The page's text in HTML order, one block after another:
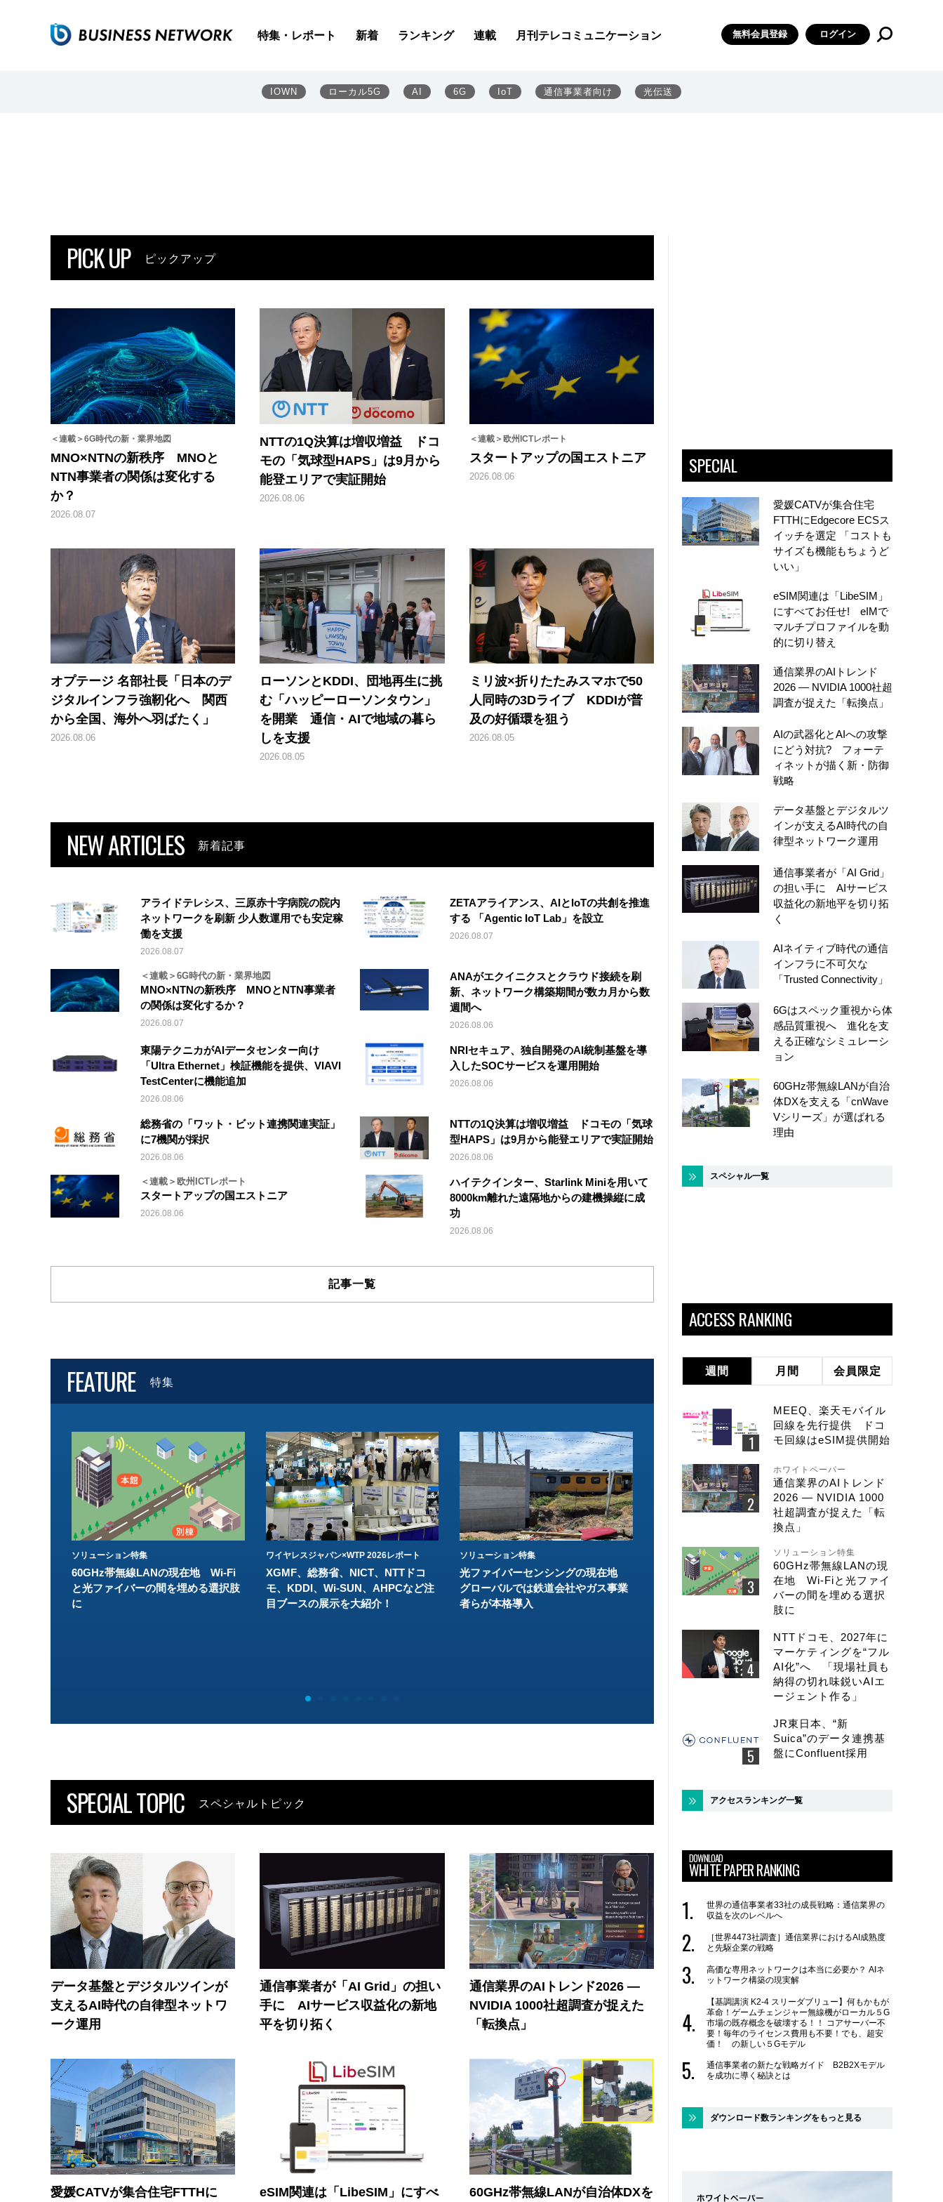
特集・レポート 新着 ランキング 連載 月刊テレコミュニケーション 無料会員登録 ログイン
IOWN ローカル5G AI 6G IoT 通信事業者向け 光伝送
PICK UP ピックアップ
＜連載＞6G時代の新・業界地図
MNO×NTNの新秩序 MNOと
NTN事業者の関係は変化する
か？
2026.08.07
NTTの1Q決算は増収増益 ドコ
モの「気球型HAPS」は9月から
能登エリアで実証開始
2026.08.06
＜連載＞欧州ICTレポート
スタートアップの国エストニア
2026.08.06
オプテージ 名部社長「日本のデ
ジタルインフラ強靭化へ 関西
から全国、海外へ羽ばたく」
2026.08.06
ローソンとKDDI、団地再生に挑
む「ハッピーローソンタウン」
を開業 通信・AIで地域の暮ら
しを支援
2026.08.05
ミリ波×折りたたみスマホで50
人同時の3Dライブ KDDIが普
及の好循環を狙う
2026.08.05
NEW ARTICLES 新着記事
アライドテレシス、三原赤十字病院の院内
ネットワークを刷新 少人数運用でも安定稼
働を支援
2026.08.07
ZETAアライアンス、AIとIoTの共創を推進
する 「Agentic IoT Lab」を設立
2026.08.07
＜連載＞6G時代の新・業界地図
MNO×NTNの新秩序 MNOとNTN事業者
の関係は変化するか？
2026.08.07
ANAがエクイニクスとクラウド接続を刷
新、ネットワーク構築期間が数カ月から数
週間へ
2026.08.06
東陽テクニカがAIデータセンター向け
「Ultra Ethernet」検証機能を提供、VIAVI
TestCenterに機能追加
2026.08.06
NRIセキュア、独自開発のAI統制基盤を導
入したSOCサービスを運用開始
2026.08.06
総務省の「ワット・ビット連携関連実証」
に7機関が採択
2026.08.06
NTTの1Q決算は増収増益 ドコモの「気球
型HAPS」は9月から能登エリアで実証開始
2026.08.06
＜連載＞欧州ICTレポート
スタートアップの国エストニア
2026.08.06
ハイテクインター、Starlink Miniを用いて
8000km離れた遠隔地からの建機操縦に成
功
2026.08.06
記事一覧
FEATURE 特集
ソリューション特集
60GHz帯無線LANの現在地 Wi-Fi
と光ファイバーの間を埋める選択肢
に
ワイヤレスジャパン×WTP 2026レポート
XGMF、総務省、NICT、NTTドコ
モ、KDDI、Wi-SUN、AHPCなど注
目ブースの展示を大紹介！
ソリューション特集
光ファイバーセンシングの現在地
グローバルでは鉄道会社やガス事業
者らが本格導入
ソリューション特集
イーサネットで作るGPUネットワー
ク 間近に迫る1.6TbE時代とローカ
ソリューション特集
6GHz帯Wi-Fiは「
末」で Wi-Fi 7へ
こう
SPECIAL TOPIC スペシャルトピック
データ基盤とデジタルツインが
支えるAI時代の自律型ネットワ
ーク運用
通信事業者が「AI Grid」の担い
手に AIサービス収益化の新地
平を切り拓く
通信業界のAIトレンド2026 ―
NVIDIA 1000社超調査が捉えた
「転換点」
愛媛CATVが集合住宅FTTHに eSIM関連は「LibeSIM」にすべ 60GHz帯無線LANが自治体DXを
SPECIAL
愛媛CATVが集合住宅
FTTHにEdgecore ECSス
イッチを選定 「コストも
サイズも機能もちょうど
いい」
eSIM関連は「LibeSIM」
にすべてお任せ! eIMで
マルチプロファイルを動
的に切り替え
通信業界のAIトレンド
2026 ― NVIDIA 1000社超
調査が捉えた「転換点」
AIの武器化とAIへの攻撃
にどう対抗? フォーテ
ィネットが描く新・防御
戦略
データ基盤とデジタルツ
インが支えるAI時代の自
律型ネットワーク運用
通信事業者が「AI Grid」
の担い手に AIサービス
収益化の新地平を切り拓
く
AIネイティブ時代の通信
インフラに不可欠な
「Trusted Connectivity」
6Gはスペック重視から体
感品質重視へ 進化を支
える正確なシミュレーシ
ョン
60GHz帯無線LANが自治
体DXを支える「cnWave
Vシリーズ」が選ばれる
理由
スペシャル一覧
ACCESS RANKING
週間 月間 会員限定
MEEQ、楽天モバイル
回線を先行提供 ドコ
モ回線はeSIM提供開始
ホワイトペーパー
通信業界のAIトレンド
2026 ― NVIDIA 1000
社超調査が捉えた「転
換点」
ソリューション特集
60GHz帯無線LANの現
在地 Wi-Fiと光ファイ
バーの間を埋める選択
肢に
NTTドコモ、2027年に
マーケティングを“フル
AI化”へ 「現場社員も
納得の切れ味鋭いAIエ
ージェント作る」
JR東日本、“新
Suica”のデータ連携基
盤にConfluent採用
アクセスランキング一覧
DOWNLOAD
WHITE PAPER RANKING
世界の通信事業者33社の成長戦略：通信業界の
収益を次のレベルへ
［世界4473社調査］通信業界におけるAI成熟度
と先駆企業の戦略
高価な専用ネットワークは本当に必要か？ AIネ
ットワーク構築の現実解
【基調講演 K2-4 スリーダブリュー】何もかもが
革命！ゲームチェンジャー無線機がローカル５G
市場の既存概念を破壊する！！ コアサーバー不
要！毎年のライセンス費用も不要！でも、超安
価！ の新しい５Gモデル
通信事業者の新たな戦略ガイド B2B2Xモデル
を成功に導く秘訣とは
ダウンロード数ランキングをもっと見る